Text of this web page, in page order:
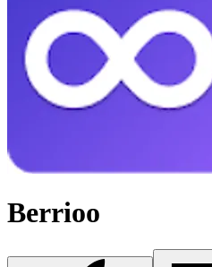
Berrioo